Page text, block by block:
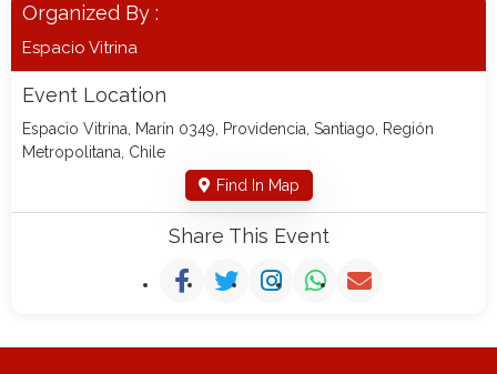
Organized By :
Espacio Vitrina
Event Location
Espacio Vitrina, Marín 0349, Providencia, Santiago, Región
Metropolitana, Chile
Find In Map
Share This Event